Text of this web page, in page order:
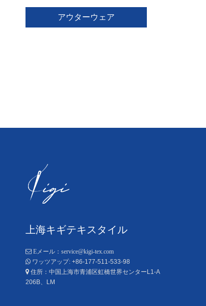
アウターウェア
上海キギテキスタイル
 Eメール： service@kigi-tex.com
 ワッツアップ: +86-177-511-533-98
 住所：中国上海市青浦区虹橋世界センターL1-A
206B、LM